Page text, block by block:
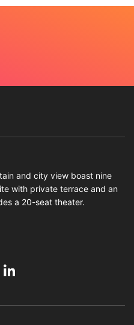
and city view boast nine
with private terrace and an
a 20-seat theater.